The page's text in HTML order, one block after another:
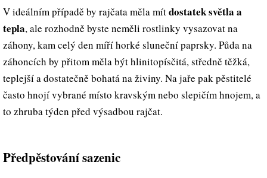
V ideálním případě by rajčata měla mítdostatek světla a
tepla, ale rozhodně byste neměli rostlinky vysazovat na
záhony, kam celý den míří horké sluneční paprsky. Půda na
záhoncích by přitom měla být hlinitopísčitá, středně těžká,
teplejší a dostatečně bohatá na živiny. Na jaře pak pěstitelé
často hnojí vybrané místo kravským nebo slepičím hnojem, a
to zhruba týden před výsadbou rajčat.
Předpěstování sazenic